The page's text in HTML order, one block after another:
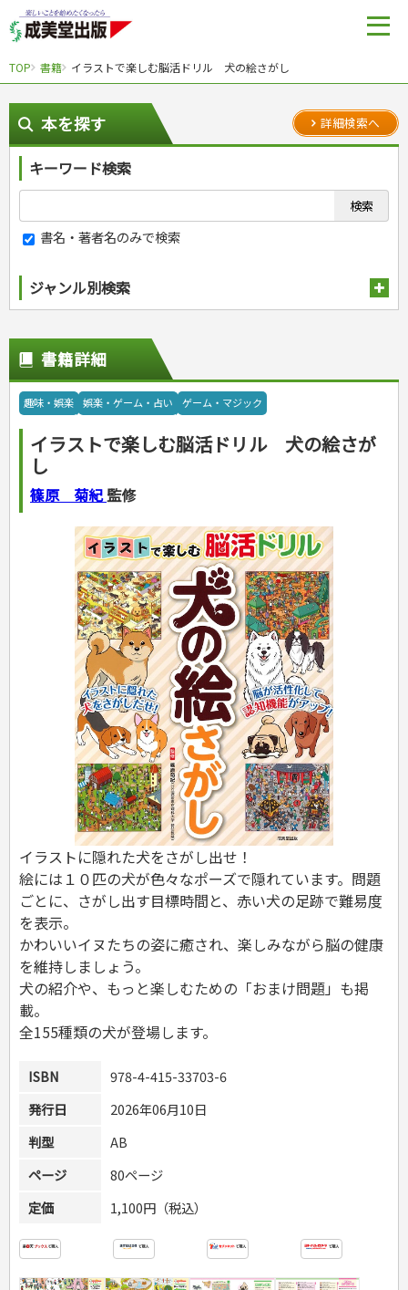
TOP 書籍 イラストで楽しむ脳活ドリル 犬の絵さがし
本を探す 詳細検索へ
キーワード検索
書名・著者名のみで検索
ジャンル別検索
スポーツ
スポーツルール
野球
ゴルフ
ジュニアスポーツ
自然・アウトドア・ペット
アウトドア
犬・猫
園芸・野菜づくり
娯楽・ゲーム・占い
ナンプレ
ゲーム・マジック
カルチャー・芸術・趣味
音楽・楽器
絵画・デッサン
辞典
運転免許
普通免許
生活・暮らし
料理
料理・レシピ
各国料理
調理器具クッキング
お菓子・ケーキ・パン
飲み物・お酒
手芸・クラフト
ソーイング
インテリア・ハウジング
美容・ファッション
着物・着つけ
手紙・ペン字
妊娠・出産・育児
離乳食・幼児食・こどもレシピ
健康と保育
家庭医学・健康
ツボ・マッサージ
家庭医学・病気
栄養事典
看護・介護
看護一般
保育・教育
指導マニュアル
こどもの本
児童一般
なぞなぞ・ゲーム
占い・心理ゲーム
のりもの・ずかん
読み物・絵本
音と光のでる絵本
学参・ドリル
夏休みドリル
総復習ドリル
学習・地図
自由研究・読書感想文
えんぴつちょう
就職活動
就職活動
就職試験
資格試験
英語検定・TOEIC
漢字検定・数学検定
簿記検定
看護・薬学
ケアマネジャー
介護・社会福祉士
保育士
司法書士・社労士
行政書士・宅建
衛生管理・運行管理
建築・土木
電気・危険物
調理師
スキル・キャリアアップ
危険物取扱者
消防設備士
登録販売者
その他資格試験
経営・経済・法律
マネー・株・資産
ビジネス・法律
簿記・経理・税金・保険
その他ビジネス
自己啓発
自己啓発
ビジネス読み物
旅行・歴史
国内・海外旅行
国外旅行
国内旅行
散歩・グルメ
地理・歴史
地理・地図
歴史
成美文庫
その他文庫
ダイアリー
ダイアリー
プラチナダイアリー プレステージ
書籍詳細
趣味・娯楽 娯楽・ゲーム・占い ゲーム・マジック
イラストで楽しむ脳活ドリル 犬の絵さが
し
篠原 菊紀監修
イラストに隠れた犬をさがし出せ！
絵には１０匹の犬が色々なポーズで隠れています。問題
ごとに、さがし出す目標時間と、赤い犬の足跡で難易度
を表示。
かわいいイヌたちの姿に癒され、楽しみながら脳の健康
を維持しましょう。
犬の紹介や、もっと楽しむための「おまけ問題」も掲
載。
全155種類の犬が登場します。
ISBN
978-4-415-33703-6
発行日
2026年06月10日
判型
AB
ページ
80ページ
定価
1,100円（税込）